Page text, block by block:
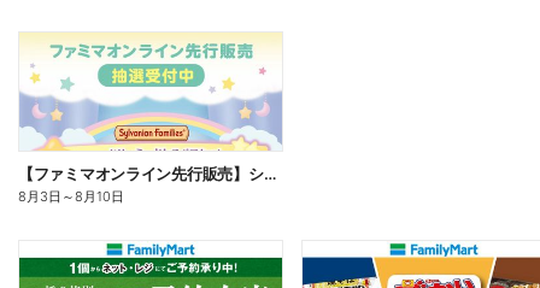
【ファミマオンライン先行販売】シルバニアファミリー
8月3日 ～8月10日